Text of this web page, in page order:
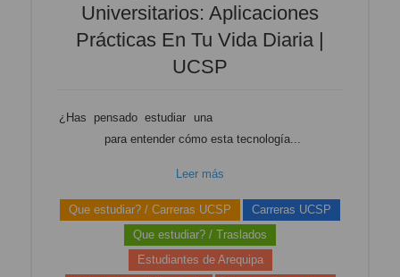
Universitarios: Aplicaciones
Prácticas En Tu Vida Diaria |
UCSP
¿Has pensado estudiar una
para entender cómo esta tecnología...
Leer más
Que estudiar? / Carreras UCSP
Carreras UCSP
Que estudiar? / Traslados
Estudiantes de Arequipa